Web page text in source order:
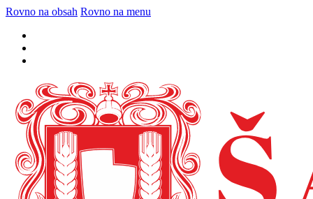
Rovno na obsah Rovno na menu